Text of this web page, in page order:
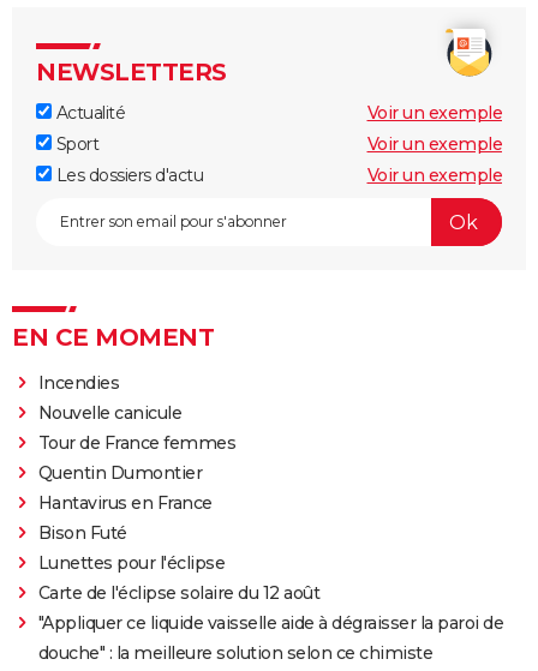
NEWSLETTERS
Actualité
Voir un exemple
Sport
Voir un exemple
Les dossiers d'actu
Voir un exemple
EN CE MOMENT
Incendies
Nouvelle canicule
Tour de France femmes
Quentin Dumontier
Hantavirus en France
Bison Futé
Lunettes pour l'éclipse
Carte de l'éclipse solaire du 12 août
"Appliquer ce liquide vaisselle aide à dégraisser la paroi de
douche" : la meilleure solution selon ce chimiste